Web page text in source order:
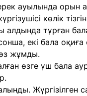
ауылында орын
көлік
алдында тұрған
екі бала оқиға
жұмды.
өзге үш бала